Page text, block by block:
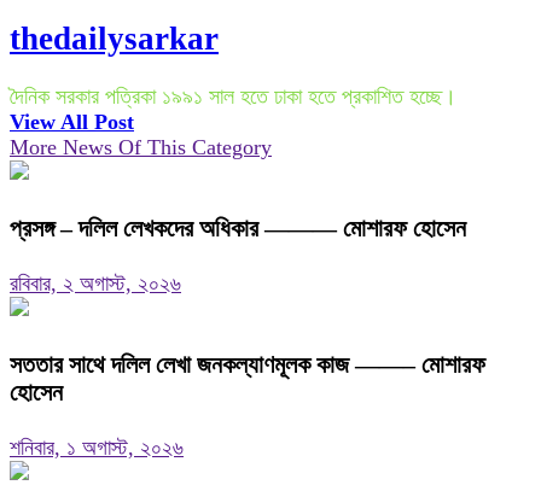
thedailysarkar
দৈনিক সরকার পত্রিকা ১৯৯১ সাল হতে ঢাকা হতে প্রকাশিত হচ্ছে।
View All Post
More News Of This Category
প্রসঙ্গ – দলিল লেখকদের অধিকার ——— মোশারফ হোসেন
রবিবার, ২ অগাস্ট, ২০২৬
সততার সাথে দলিল লেখা জনকল্যাণমূলক কাজ ——– মোশারফ
হোসেন
শনিবার, ১ অগাস্ট, ২০২৬